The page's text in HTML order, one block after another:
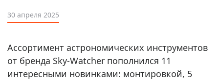
30 апреля 2025
Ассортимент астрономических инструментов
от бренда Sky-Watcher пополнился 11
интересными новинками: монтировкой, 5